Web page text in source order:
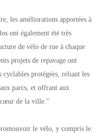
les améliorations apportées à
ont également été très
de vélo de rue à chaque
projets de repavage ont
cyclables protégées, reliant les
aux parcs, et offrant aux
cœur de la ville."
le vélo, y compris le